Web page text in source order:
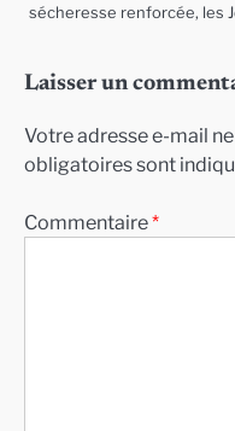
sécheresse renforcée, les
Laisser un
Votre adresse e-mail
obligatoires sont
Commentaire*